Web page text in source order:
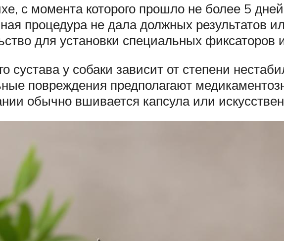
с момента которого прошло не более 5
процедура не дала должных результатов
для установки специальных фиксаторов
сустава у собаки зависит от степени
повреждения предполагают
обычно вшивается капсула или